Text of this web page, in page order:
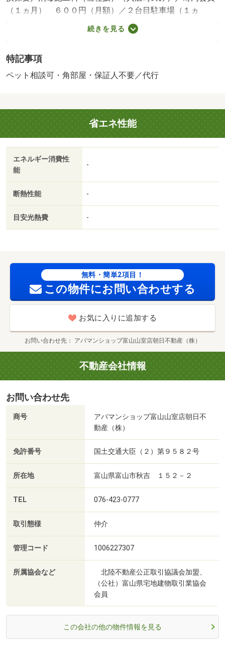
（１ヵ月） ６００円（月額）／２台目駐車場（１ヵ
月） ４６２０円（月額）／保証会社利用必：１０，００
０円／入居時、以降は月額賃料の１％／毎月（入居期間
実費精算※故意・過失等別途実費］ ハウスクリーニング
費用（退去時）５１，７００円 火災保険加入義務有り
ング／シャワー付洗面台／ＴＶインターホン／浴室乾燥機
／室内洗濯置／システムキッチン／追焚機能浴室／角住戸
／温水洗浄便座／洗面所独立／洗面化粧台／駐輪場／宅配
ボックス／ＣＡＴＶ／礼金不要／対面式キッチン／ペット
相談／ＩＨクッキングヒーター／全居室洋室／保証人不要
／専用庭／ネット使用料不要／床下収納／築２年以内／ク
プロパンガス／洗面所にドア／保証会社利用可／ＩＴ重
説 対応物件／セブンイレブン（コンビニ）まで４４８ｍ
／アルビス（株）／新庄店（スーパー）まで１１８８ｍ／
飯野店（スーパー）まで２３３５ｍ／マックスバリュ上飯
野店（スーパー）まで２４００ｍ/賃貸戸数:8戸
続きを見る
特記事項
ペット相談可・角部屋・保証人不要／代行
省エネ性能
エネルギー消費性
能
-
断熱性能 -
目安光熱費 -
無料・簡単2項目！
この物件にお問い合わせする
お気に入りに追加する
お問い合わせ先 アパマンショップ富山山室店朝日不動産（株）
不動産会社情報
お問い合わせ先
商号
アパマンショップ富山山室店朝日不
動産（株）
免許番号 国土交通大臣（２）第９５８２号
所在地 富山県富山市秋吉 １５２－２
TEL 076-423-0777
取引態様 仲介
管理コード 1006227307
所属協会など
北陸不動産公正取引協議会加盟、
（公社）富山県宅地建物取引業協会
会員
この会社の他の物件情報を見る